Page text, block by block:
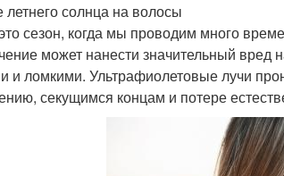
летнего солнца на волосы
сезон, когда мы проводим много
может нанести значительный
и ломкими. Ультрафиолетовые лучи
секущимся концам и потере